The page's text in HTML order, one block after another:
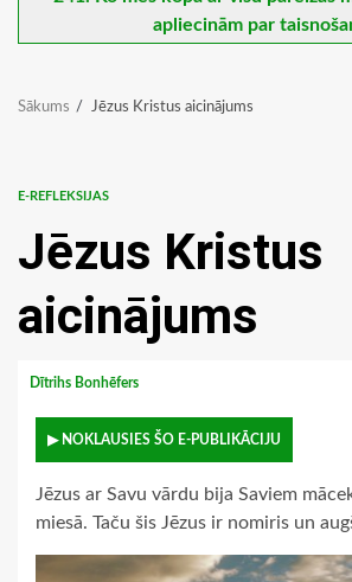
apliecinām par
Sākums Jēzus Kristus aicinājums
E-REFLEKSIJAS
Jēzus Kristus
aicinājums
Dītrihs Bonhēfers
▶ NOKLAUSIES ŠO E-PUBLIKĀCIJU
Jēzus ar Savu vārdu bija Saviem
miesā. Taču šis Jēzus ir nomiris un